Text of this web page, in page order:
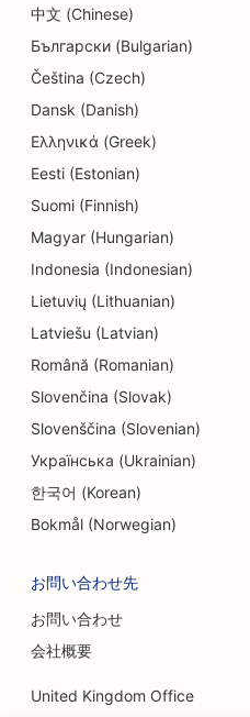
中文 (Chinese)
Български (Bulgarian)
Čeština (Czech)
Dansk (Danish)
Ελληνικά (Greek)
Eesti (Estonian)
Suomi (Finnish)
Magyar (Hungarian)
Indonesia (Indonesian)
Lietuvių (Lithuanian)
Latviešu (Latvian)
Română (Romanian)
Slovenčina (Slovak)
Slovenščina (Slovenian)
Українська (Ukrainian)
한국어 (Korean)
Bokmål (Norwegian)
お問い合わせ先
お問い合わせ
会社概要
United Kingdom Office